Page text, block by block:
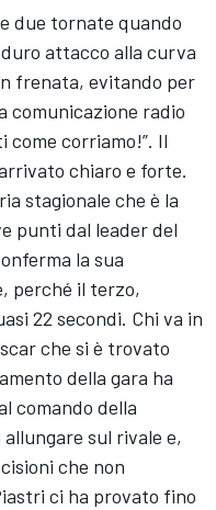
due tornate quando
attacco alla curva
frenata, evitando per
comunicazione radio
come corriamo!”. Il
chiaro e forte.
stagionale che è la
punti dal leader del
la sua
perché il terzo,
22 secondi. Chi va in
che si è trovato
della gara ha
comando della
sul rivale e,
che non
ci ha provato fino